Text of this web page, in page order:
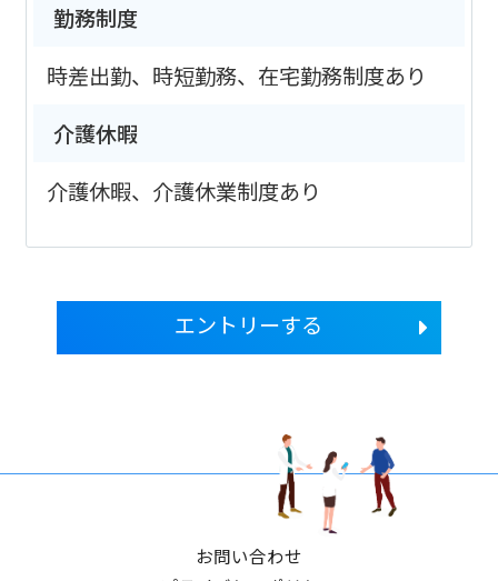
勤務制度
時差出勤、時短勤務、在宅勤務制度あり
介護休暇
介護休暇、介護休業制度あり
エントリーする
お問い合わせ